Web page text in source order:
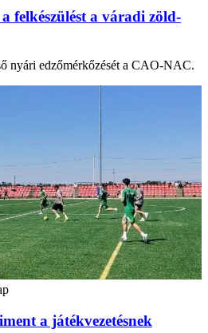
felkészülést a váradi zöld-
nyári edzőmérkőzését a CAO-NAC.
a játékvezetésnek